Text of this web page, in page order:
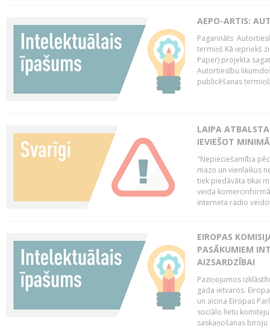
AEPO-ARTIS:
Pagarināts
termiņš Kā iepriekš
Paper) projekta
Autortiesību
publicēšanas
LAIPA
IEVIEŠOT
"Nepieciešamība
mazo un vienlaikus
tiek piedāvāta tikai
veida
interneta radio
EIROPAS
PASĀKUMIEM
AIZSARDZĪBAI
Paziņojumos
gada ietvaros.
un aicina Eiropas
sociālo lietu
saskaņošanas biroju